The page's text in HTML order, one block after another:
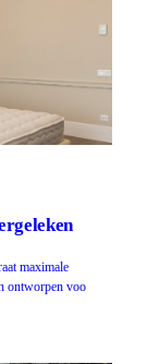
maximale
ontworpen voo